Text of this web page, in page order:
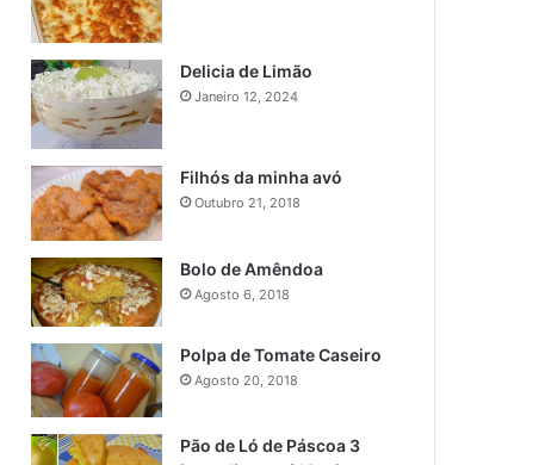
Delicia de Limão
Janeiro 12, 2024
Filhós da minha avó
Outubro 21, 2018
Bolo de Amêndoa
Agosto 6, 2018
Polpa de Tomate Caseiro
Agosto 20, 2018
Pão de Ló de Páscoa 3